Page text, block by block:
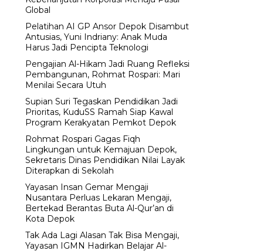
Global
Pelatihan AI GP Ansor Depok Disambut
Antusias, Yuni Indriany: Anak Muda
Harus Jadi Pencipta Teknologi
Pengajian Al-Hikam Jadi Ruang Refleksi
Pembangunan, Rohmat Rospari: Mari
Menilai Secara Utuh
Supian Suri Tegaskan Pendidikan Jadi
Prioritas, KuduSS Ramah Siap Kawal
Program Kerakyatan Pemkot Depok
Rohmat Rospari Gagas Fiqh
Lingkungan untuk Kemajuan Depok,
Sekretaris Dinas Pendidikan Nilai Layak
Diterapkan di Sekolah
Yayasan Insan Gemar Mengaji
Nusantara Perluas Lekaran Mengaji,
Bertekad Berantas Buta Al-Qur’an di
Kota Depok
Tak Ada Lagi Alasan Tak Bisa Mengaji,
Yayasan IGMN Hadirkan Belajar Al-